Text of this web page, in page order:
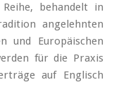
behandelt in
angelehnten
und Europäischen
für die Praxis
auf Englisch